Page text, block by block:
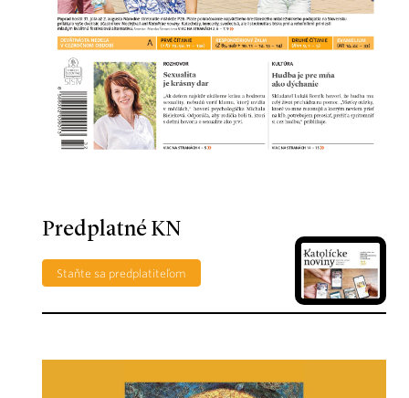
Predplatné KN
Staňte sa predplatiteľom